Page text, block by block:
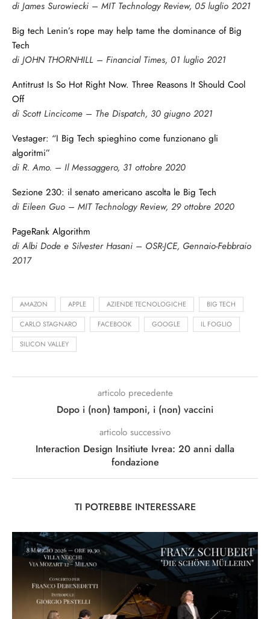
di James Surowiecki – MIT Technology Review, 05 luglio 2021
Big tech Lenin’s rope may help tame the dominance of Big
Tech
di JOHN THORNHILL – Financial Times, 01 luglio 2021
Antitrust Is So Hot Right Now. Three Reasons It Should Cool
Off
di Scott Lincicome – The Dispatch, 30 giugno 2021
Vestager: “I Big Tech spieghino come funzionano gli
algoritmi”
di R. Amo. – Il Messaggero, 31 ottobre 2020
Sezione 230: il senato americano ascolta le Big Tech
di Eileen Guo – MIT Technology Review, 29 ottobre 2020
PageRank Algorithm
di Albi Dode e Silvester Hasani – OSR-JCE, Gennaio-Febbraio
2017
AMAZON APPLE AZIENDE TECNOLOGICHE BIG TECH
CARLO STAGNARO FACEBOOK GOOGLE IL FOGLIO
SILICON VALLEY
articolo precedente
Dopo i (non) tamponi, i (non) vaccini
articolo successivo
Interaction Design Insitiute Ivrea: 20 anni dalla
fondazione
TI POTREBBE INTERESSARE